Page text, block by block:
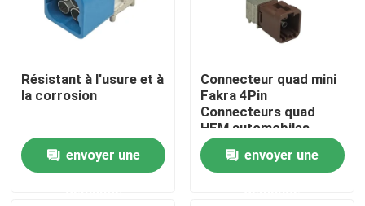
Résistant à l'usure et à
la corrosion
envoyer une
Connecteur quad mini
Fakra 4Pin
Connecteurs quad
HFM automobiles
envoyer une